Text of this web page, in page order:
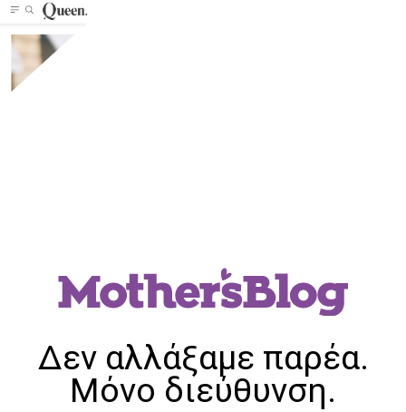
Δεν αλλάξαμε παρέα.
Μόνο διεύθυνση.